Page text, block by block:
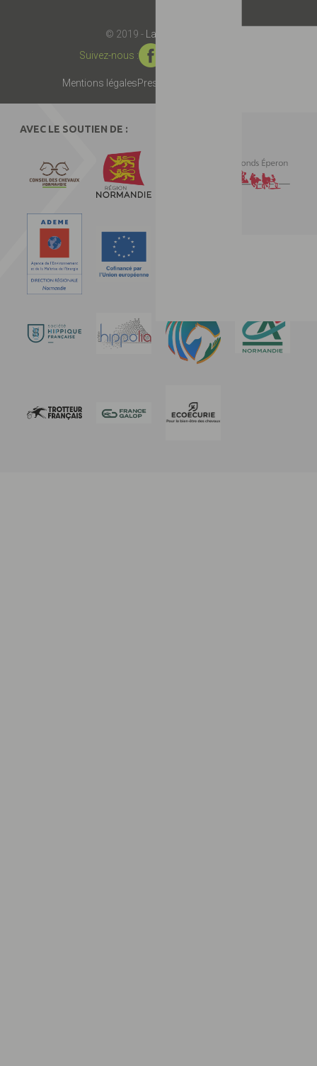
© 2019 -
Label EquuRES
Suivez-nous :
Mentions légalesPresse
AVEC LE SOUTIEN DE :